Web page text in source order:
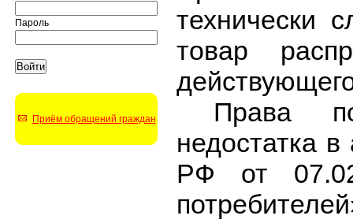
Пароль
Приём обращений граждан
технически
товар
Права
недостатка
РФ от